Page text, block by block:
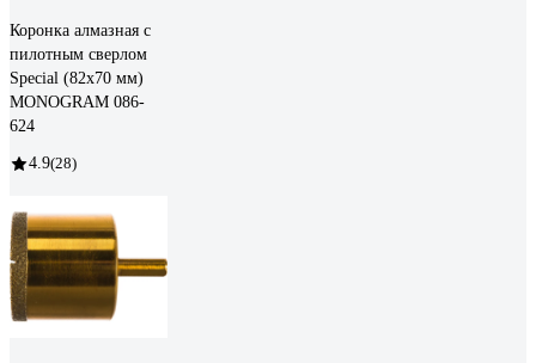
Коронка алмазная с
пилотным сверлом
Special (82х70 мм)
MONOGRAM 086-
624
4.9(28)